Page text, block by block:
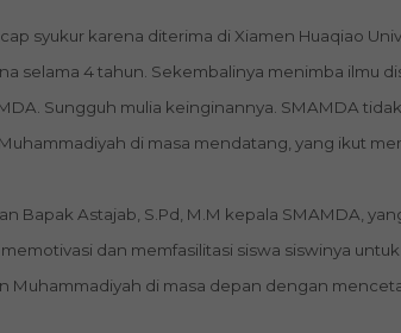
syukur karena diterima di Xiamen Huaqiao
selama 4 tahun. Sekembalinya menimba ilmu
Sungguh mulia keinginannya. SMAMDA
di masa mendatang, yang ikut
Bapak Astajab, S.Pd, M.M kepala SMAMDA,
dan memfasilitasi siswa siswinya
Muhammadiyah di masa depan dengan